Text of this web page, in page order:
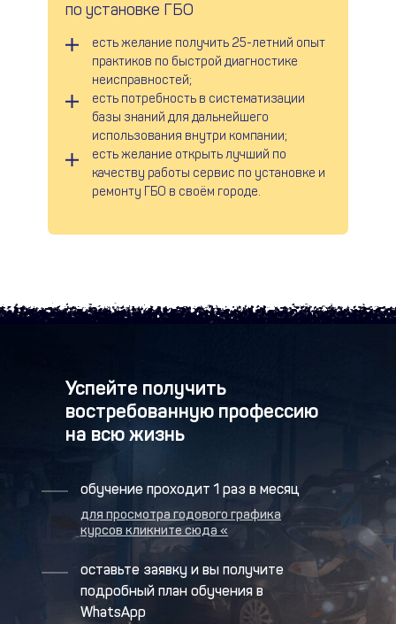
по установке ГБО
есть желание получить 25-летний опыт
практиков по быстрой диагностике
неисправностей;
есть потребность в систематизации
базы знаний для дальнейшего
использования внутри компании;
есть желание открыть лучший по
качеству работы сервис по установке и
ремонту ГБО в своём городе.
обучение проходит 1 раз в месяц
оставьте заявку и вы получите
подробный план обучения в
WhatsApp
Успейте получить
востребованную профессию
на всю жизнь
для просмотра годового графика
курсов кликните сюда «